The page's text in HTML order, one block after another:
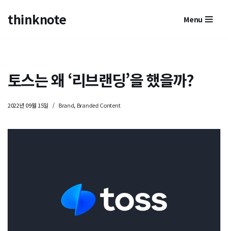
로
뛰
thinknote Menu
토스는 왜 ‘리브랜딩’을 했을까?
2022년 09월 15일 Brand, Branded Content